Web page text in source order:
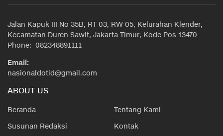
Jalan Kapuk III No 35B, RT 03, RW 05, Kelurahan Klender,
Kecamatan Duren Sawit, Jakarta Timur, Kode Pos 13470
Phone: 082348891111
Email:
nasionaldotid@gmail.com
ABOUT US
Beranda
Tentang Kami
Susunan Redaksi
Kontak